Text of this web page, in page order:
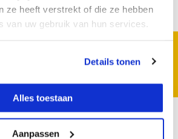
ze heeft verstrekt of die ze hebben
van uw gebruik van hun services.
Details tonen
Alles toestaan
Aanpassen